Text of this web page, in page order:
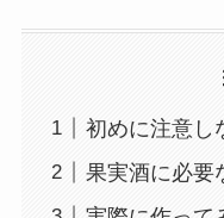
初めに注意し
果実酒に必要